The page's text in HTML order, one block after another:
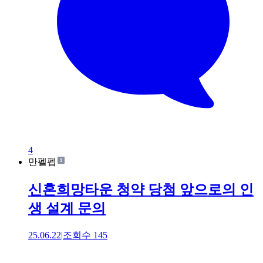
4
만펠펩
신혼희망타운 청약 당첨 앞으로의 인
생 설계 문의
25.06.22|조회수 145